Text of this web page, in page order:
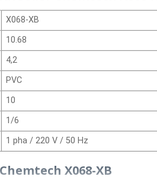
X068-XB
10.68
4,2
PVC
10
1/6
1 pha / 220 V / 50 Hz
X068-XB